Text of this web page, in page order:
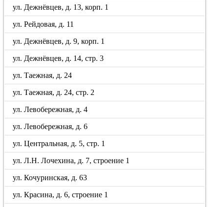
ул. Дежнёвцев, д. 13, корп. 1
ул. Рейдовая, д. 11
ул. Дежнёвцев, д. 9, корп. 1
ул. Дежнёвцев, д. 14, стр. 3
ул. Таежная, д. 24
ул. Таежная, д. 24, стр. 2
ул. Левобережная, д. 4
ул. Левобережная, д. 6
ул. Центральная, д. 5, стр. 1
ул. Л.Н. Лочехина, д. 7, строение 1
ул. Кочуринская, д. 63
ул. Красина, д. 6, строение 1